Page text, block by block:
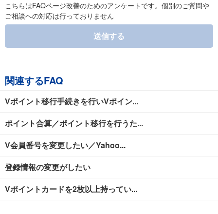
こちらはFAQページ改善のためのアンケートです。個別のご質問や
ご相談への対応は行っておりません
送信する
関連するFAQ
Vポイント移行手続きを行いVポイン...
ポイント合算／ポイント移行を行うた...
V会員番号を変更したい／Yahoo...
登録情報の変更がしたい
Vポイントカードを2枚以上持ってい...